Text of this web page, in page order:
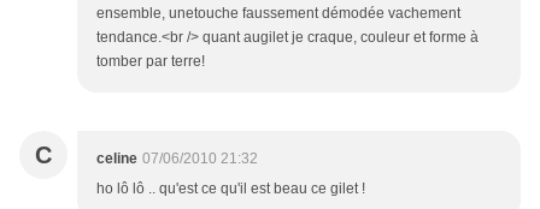
ensemble, unetouche faussement démodée vachement
tendance.<br /> quant augilet je craque, couleur et forme à
tomber par terre!
C celine 07/06/2010 21:32
ho lô lô .. qu'est ce qu'il est beau ce gilet !